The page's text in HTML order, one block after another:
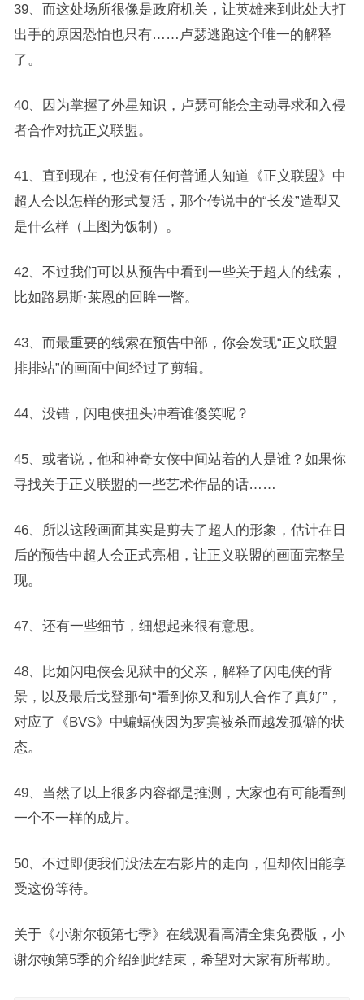
39、而这处场所很像是政府机关，让英雄来到此处大打
出手的原因恐怕也只有……卢瑟逃跑这个唯一的解释
了。
40、因为掌握了外星知识，卢瑟可能会主动寻求和入侵
者合作对抗正义联盟。
41、直到现在，也没有任何普通人知道《正义联盟》中
超人会以怎样的形式复活，那个传说中的“长发”造型又
是什么样（上图为饭制）。
42、不过我们可以从预告中看到一些关于超人的线索，
比如路易斯·莱恩的回眸一瞥。
43、而最重要的线索在预告中部，你会发现“正义联盟
排排站”的画面中间经过了剪辑。
44、没错，闪电侠扭头冲着谁傻笑呢？
45、或者说，他和神奇女侠中间站着的人是谁？如果你
寻找关于正义联盟的一些艺术作品的话……
46、所以这段画面其实是剪去了超人的形象，估计在日
后的预告中超人会正式亮相，让正义联盟的画面完整呈
现。
47、还有一些细节，细想起来很有意思。
48、比如闪电侠会见狱中的父亲，解释了闪电侠的背
景，以及最后戈登那句“看到你又和别人合作了真好”，
对应了《BVS》中蝙蝠侠因为罗宾被杀而越发孤僻的状
态。
49、当然了以上很多内容都是推测，大家也有可能看到
一个不一样的成片。
50、不过即便我们没法左右影片的走向，但却依旧能享
受这份等待。
关于《小谢尔顿第七季》在线观看高清全集免费版，小
谢尔顿第5季的介绍到此结束，希望对大家有所帮助。